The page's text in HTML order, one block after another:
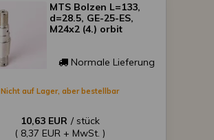
MTS Bolzen L=133,
d=28.5, GE-25-ES,
M24x2 (4.) orbit
Normale Lieferung
Nicht auf Lager, aber bestellbar
10,63 EUR / stück
( 8,37 EUR + MwSt. )